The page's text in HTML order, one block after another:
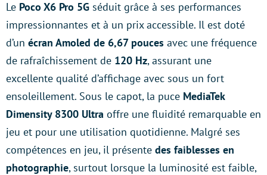
Le Poco X6 Pro 5G séduit grâce à ses performances
impressionnantes et à un prix accessible. Il est doté
d’un écran Amoled de 6,67 pouces avec une fréquence
de rafraîchissement de 120 Hz, assurant une
excellente qualité d’affichage avec sous un fort
ensoleillement. Sous le capot, la puce MediaTek
Dimensity 8300 Ultra offre une fluidité remarquable en
jeu et pour une utilisation quotidienne. Malgré ses
compétences en jeu, il présente des faiblesses en
photographie, surtout lorsque la luminosité est faible,